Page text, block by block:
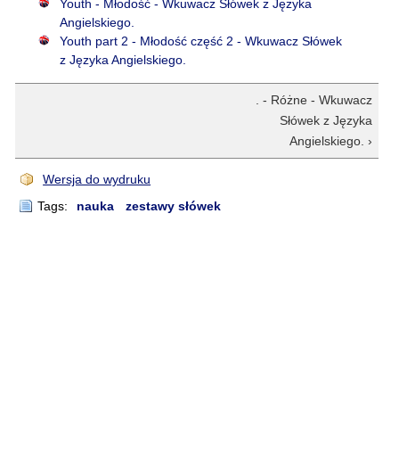
Youth - Młodość - Wkuwacz Słówek z Języka
Angielskiego.
Youth part 2 - Młodość część 2 - Wkuwacz Słówek
z Języka Angielskiego.
. - Różne - Wkuwacz
Słówek z Języka
Angielskiego. ›
Wersja do wydruku
Tags:
nauka zestawy słówek